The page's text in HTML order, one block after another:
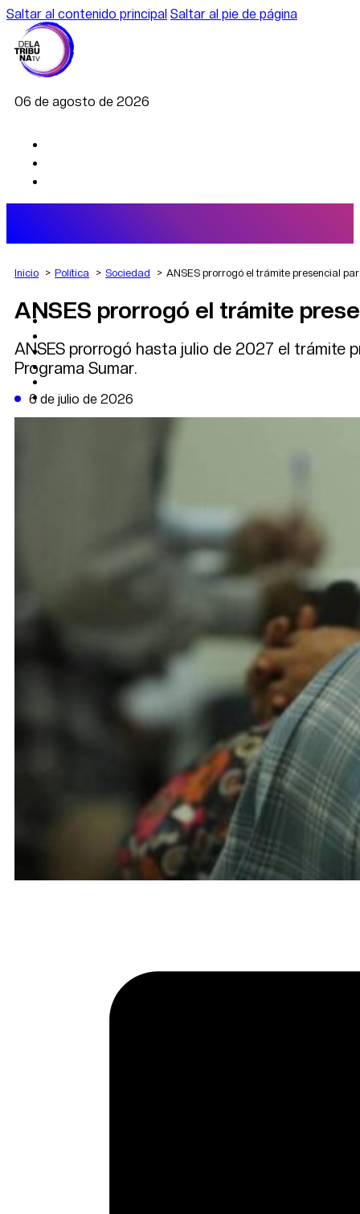
Saltar al contenido principal Saltar al pie de página
06 de agosto de 2026
AGRO
DEPORTES
POLÍTICA
CAMBIO CLIMÁTICO
DE LA TRIBUNA TV
Inicio Política Sociedad ANSES prorrogó el trámite presencial
ANSES prorrogó el trámite
ANSES prorrogó hasta julio de 2027 el trámite
Programa Sumar.
6 de julio de 2026